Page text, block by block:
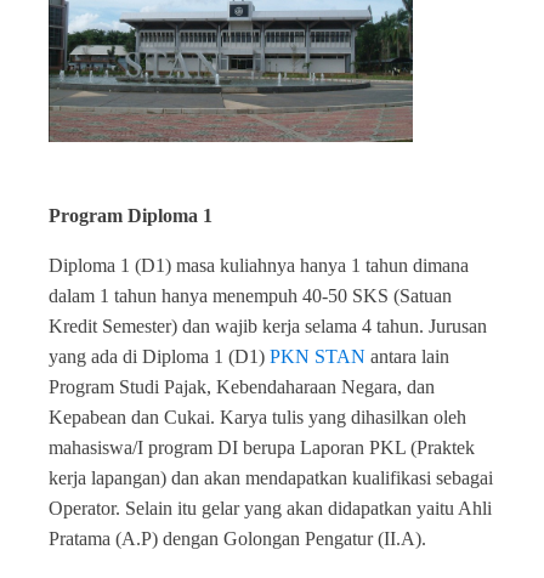
Program Diploma 1
Diploma 1 (D1) masa kuliahnya hanya 1 tahun dimana
dalam 1 tahun hanya menempuh 40-50 SKS (Satuan
Kredit Semester) dan wajib kerja selama 4 tahun. Jurusan
yang ada di Diploma 1 (D1) PKN STAN antara lain
Program Studi Pajak, Kebendaharaan Negara, dan
Kepabean dan Cukai. Karya tulis yang dihasilkan oleh
mahasiswa/I program DI berupa Laporan PKL (Praktek
kerja lapangan) dan akan mendapatkan kualifikasi sebagai
Operator. Selain itu gelar yang akan didapatkan yaitu Ahli
Pratama (A.P) dengan Golongan Pengatur (II.A).